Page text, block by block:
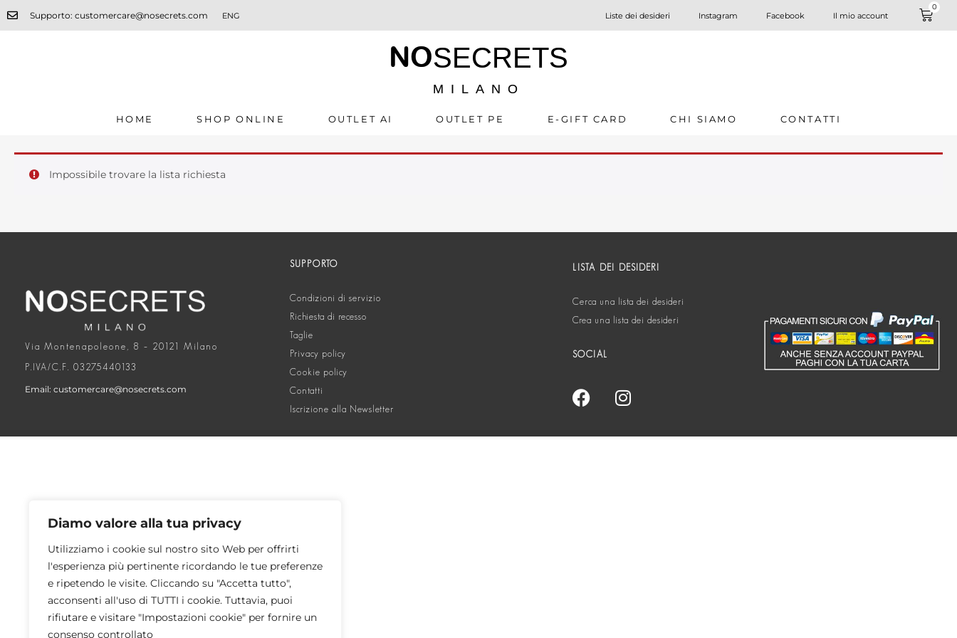
Diamo valore alla tua privacy
Utilizziamo i cookie sul nostro sito Web per offrirti
l'esperienza più pertinente ricordando le tue preferenze
e ripetendo le visite. Cliccando su "Accetta tutto",
acconsenti all'uso di TUTTI i cookie. Tuttavia, puoi
rifiutare e visitare "Impostazioni cookie" per fornire un
consenso controllato
Supporto: customercare@nosecrets.com ENG Liste dei desideri Instagram Facebook Il mio account
0
NOSECRETS
MILANO
HOME SHOP ONLINE OUTLET AI OUTLET PE E-GIFT CARD CHI SIAMO CONTATTI
Impossibile trovare la lista richiesta
Via Montenapoleone, 8 – 20121 Milano
P.IVA/C.F. 03275440133
Email: customercare@nosecrets.com
SUPPORTO
Condizioni di servizio
Richiesta di recesso
Taglie
Privacy policy
Cookie policy
Contatti
Iscrizione alla Newsletter
LISTA DEI DESIDERI
Cerca una lista dei desideri
Crea una lista dei desideri
SOCIAL